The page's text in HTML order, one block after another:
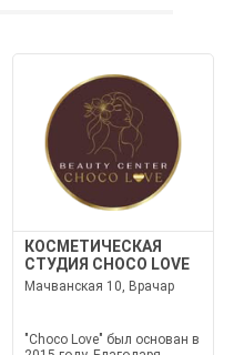
КОСМЕТИЧЕСКАЯ
СТУДИЯ CHOCO LOVE
Мачванская 10, Врачар
"Choco Love" был основан в